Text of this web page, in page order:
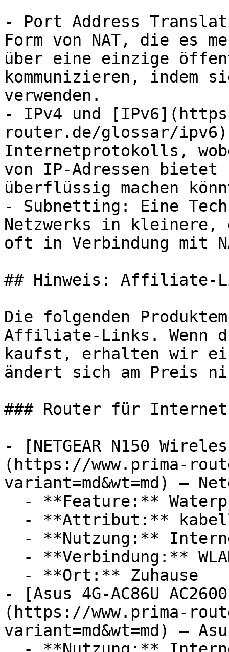
- Port Address
Form von NAT, die es
über eine einzige
kommunizieren, indem
verwenden.
- IPv4 und
router.de/glossar/
Internetprotokolls,
von IP-Adressen
überflüssig machen
- Subnetting: Eine
Netzwerks in
oft in Verbindung mit
## Hinweis: Affiliate-
Die folgenden
Affiliate-Links. Wenn
kaufst, erhalten wir
ändert sich am Preis
### Router für Internet
- [NETGEAR N150
(https://www.prima-
variant=md&wt=md) —
- [Asus 4G-AC86U
(https://www.prima-
variant=md&wt=md) —